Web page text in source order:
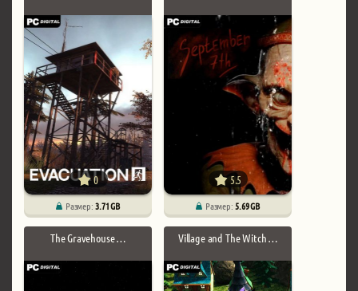
0
Размер:3.71 GB
5.5
Размер:5.69 GB
The Gravehouse … Village and The Witch …